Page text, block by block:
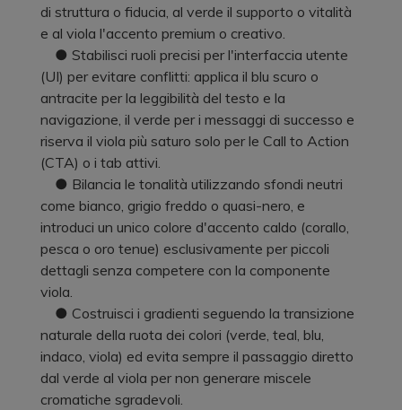
di struttura o fiducia, al verde il supporto o vitalità
e al viola l'accento premium o creativo.
● Stabilisci ruoli precisi per l'interfaccia utente
(UI) per evitare conflitti: applica il blu scuro o
antracite per la leggibilità del testo e la
navigazione, il verde per i messaggi di successo e
riserva il viola più saturo solo per le Call to Action
(CTA) o i tab attivi.
● Bilancia le tonalità utilizzando sfondi neutri
come bianco, grigio freddo o quasi-nero, e
introduci un unico colore d'accento caldo (corallo,
pesca o oro tenue) esclusivamente per piccoli
dettagli senza competere con la componente
viola.
● Costruisci i gradienti seguendo la transizione
naturale della ruota dei colori (verde, teal, blu,
indaco, viola) ed evita sempre il passaggio diretto
dal verde al viola per non generare miscele
cromatiche sgradevoli.